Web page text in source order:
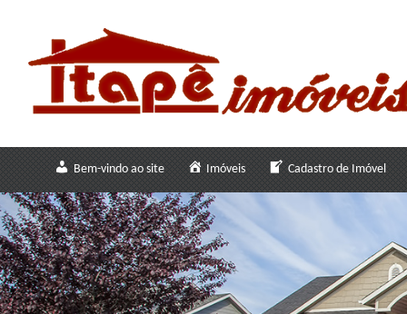
Bem-vindo ao site Imóveis Cadastro de Imóvel